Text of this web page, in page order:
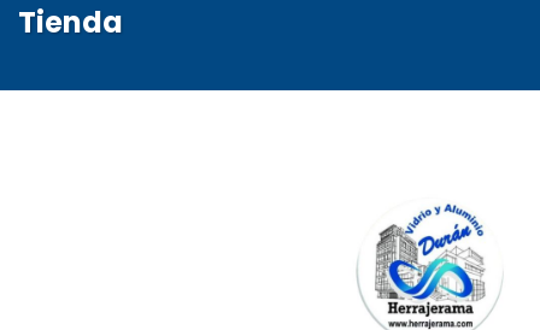
Tienda